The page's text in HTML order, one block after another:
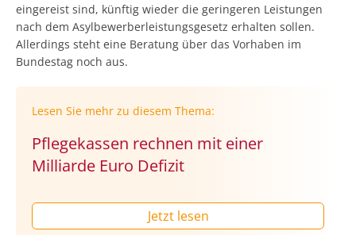
eingereist sind, künftig wieder die geringeren Leistungen
nach dem Asylbewerberleistungsgesetz erhalten sollen.
Allerdings steht eine Beratung über das Vorhaben im
Bundestag noch aus.
Lesen Sie mehr zu diesem Thema:
Pflegekassen rechnen mit einer
Milliarde Euro Defizit
Jetzt lesen